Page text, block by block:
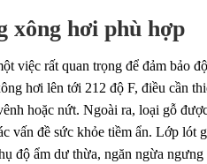
xông hơi phù hợp
việc rất quan trọng để đảm bảo
hơi lên tới 212 độ F, điều cần
hoặc nứt. Ngoài ra, loại gỗ
vấn đề sức khỏe tiềm ẩn. Lớp lót
độ ẩm dư thừa, ngăn ngừa